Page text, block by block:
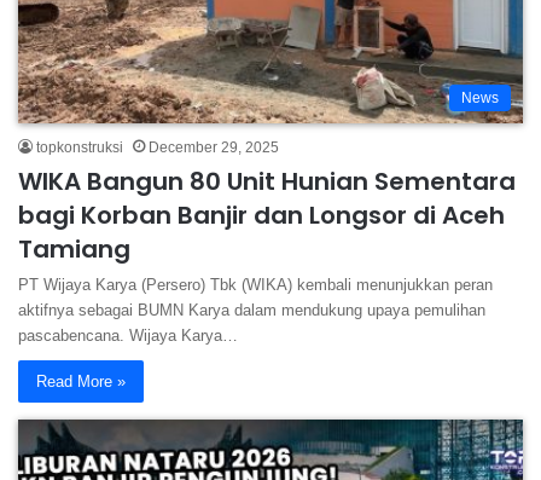
News
topkonstruksi December 29, 2025
WIKA Bangun 80 Unit Hunian Sementara
bagi Korban Banjir dan Longsor di Aceh
Tamiang
PT Wijaya Karya (Persero) Tbk (WIKA) kembali menunjukkan peran
aktifnya sebagai BUMN Karya dalam mendukung upaya pemulihan
pascabencana. Wijaya Karya…
Read More »